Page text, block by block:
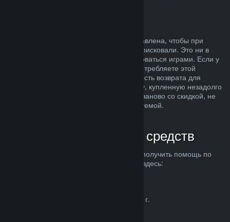
Возможность делать возвраты была добавлена, чтобы при
покупке продуктов в Steam вы ничем не рисковали. Это ни в
коем случае не способ бесплатно пользоваться играми. Если у
нас возникнут подозрения, что вы злоупотребляете этой
системой, мы можем отменить возможность возврата для
вашего аккаунта. Возврат средств за игру, купленную незадолго
до начала распродажи, чтобы купить ее заново со скидкой, не
считается злоупотреблением нашей системой.
Как запросить возврат средств
Вы можете запросить возврат средств и получить помощь по
другим проблемам с покупками в Steam здесь:
Последнее обновление 23 апреля 2024 г.